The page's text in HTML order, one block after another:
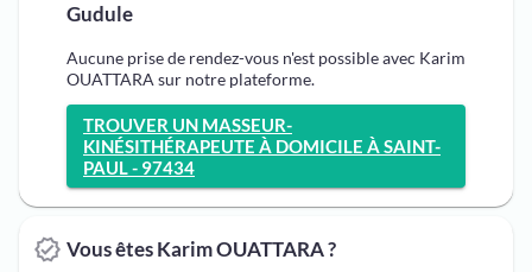
Gudule
Aucune prise de rendez-vous n'est possible avec Karim
OUATTARA sur notre plateforme.
TROUVER UN MASSEUR-
KINÉSITHÉRAPEUTE À DOMICILE À SAINT-
PAUL - 97434
Vous êtes Karim OUATTARA ?